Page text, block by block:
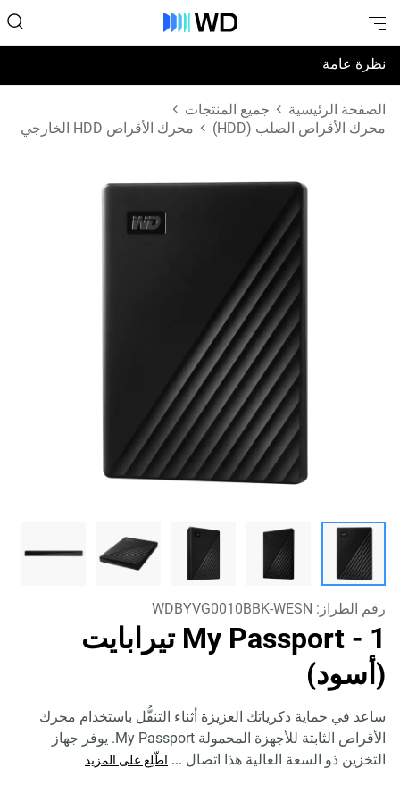
نظرة عامة
المواصفات
الصفحة الرئيسية
جميع المنتجات
محرك الأقراص الصلب (HDD)
محرك الأقراص HDD الخارجي
رقم الطراز: WDBYVG0010BBK-WESN
My Passport - 1 تيرابايت
(أسود)
ساعد في حماية ذكرياتك العزيزة أثناء التنقُّل باستخدام محرك
الأقراص الثابتة للأجهزة المحمولة My Passport. يوفر جهاز
التخزين ذو السعة العالية هذا اتصال ... اطّلِع على المزيد